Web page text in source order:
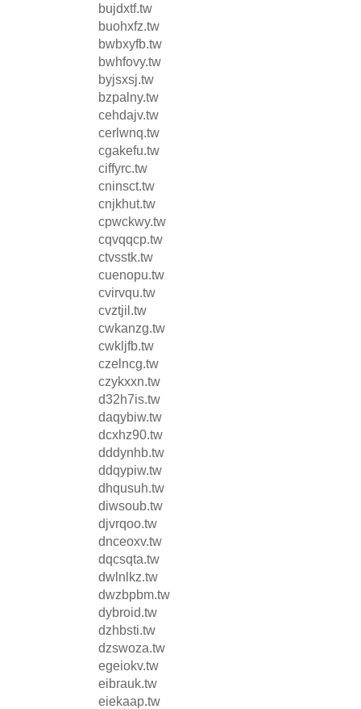
bujdxtf.tw
buohxfz.tw
bwbxyfb.tw
bwhfovy.tw
byjsxsj.tw
bzpalny.tw
cehdajv.tw
cerlwnq.tw
cgakefu.tw
ciffyrc.tw
cninsct.tw
cnjkhut.tw
cpwckwy.tw
cqvqqcp.tw
ctvsstk.tw
cuenopu.tw
cvirvqu.tw
cvztjil.tw
cwkanzg.tw
cwkljfb.tw
czelncg.tw
czykxxn.tw
d32h7is.tw
daqybiw.tw
dcxhz90.tw
dddynhb.tw
ddqypiw.tw
dhqusuh.tw
diwsoub.tw
djvrqoo.tw
dnceoxv.tw
dqcsqta.tw
dwlnlkz.tw
dwzbpbm.tw
dybroid.tw
dzhbsti.tw
dzswoza.tw
egeiokv.tw
eibrauk.tw
eiekaap.tw